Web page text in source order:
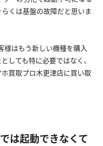
くは基盤の故障だと思いま
様はもう新しい機種を購入
しても特に必要ではなく、
買取プロ木更津店に買い取
は起動できなくて